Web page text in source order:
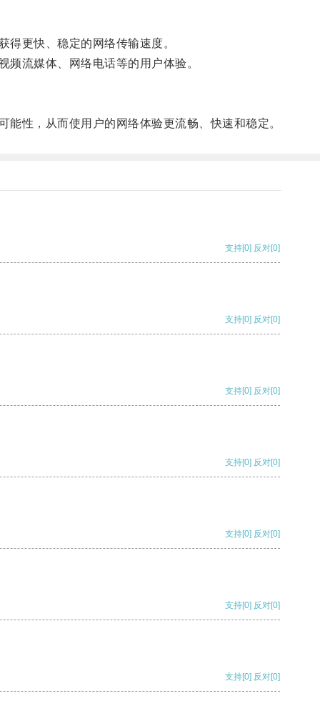
更快、稳定的网络传输速度。
流媒体、网络电话等的用户体验。
性，从而使用户的网络体验更流畅、快速和稳定。
支持[0] 反对[0]
支持[0] 反对[0]
支持[0] 反对[0]
支持[0] 反对[0]
支持[0] 反对[0]
支持[0] 反对[0]
支持[0] 反对[0]